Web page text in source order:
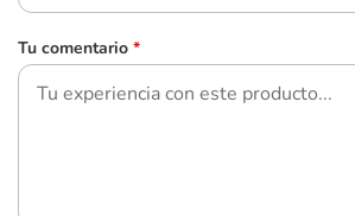
Tu comentario *